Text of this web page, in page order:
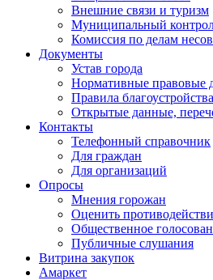
Внешние связи и туризм
Муниципальный
Комиссия по делам
Документы
Устав города
Нормативные правовые
Правила благоустройства
Открытые данные,
Контакты
Телефонный справочник
Для граждан
Для организаций
Опросы
Мнения горожан
Оценить
Общественное
Публичные слушания
Витрина закупок
Амаркет